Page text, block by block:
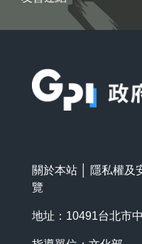
關於本站 隱私權及
覽
地址：10491台北市